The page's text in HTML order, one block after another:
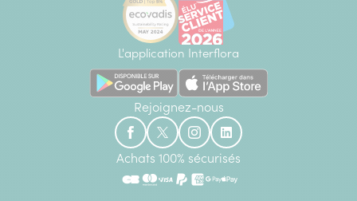
L'application Interflora
Rejoignez-nous
Achats 100% sécurisés